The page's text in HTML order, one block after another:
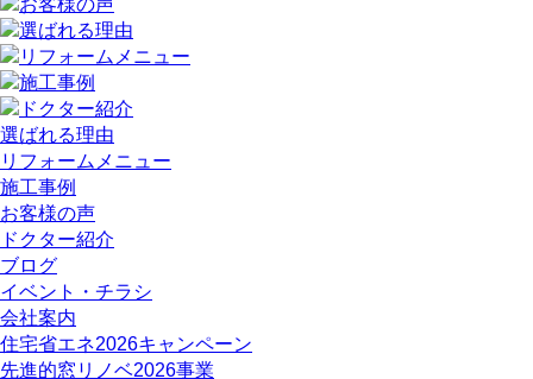
選ばれる理由
リフォームメニュー
施工事例
お客様の声
ドクター紹介
ブログ
イベント・チラシ
会社案内
住宅省エネ2026キャンペーン
先進的窓リノベ2026事業